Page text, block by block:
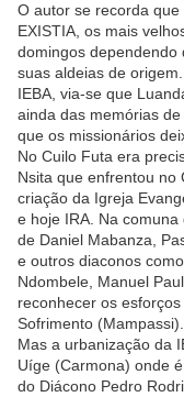
O autor se recorda que
EXISTIA, os mais
domingos dependendo
suas aldeias de
IEBA, via-se que
ainda das memórias
que os missionários
No Cuilo Futa era
Nsita que enfrentou no
criação da Igreja
e hoje IRA. Na
de Daniel Mabanza,
e outros diaconos
Ndombele, Manuel
reconhecer os
Sofrimento (Mampassi).
Mas a urbanização da
Uíge (Carmona) onde
do Diácono Pedro